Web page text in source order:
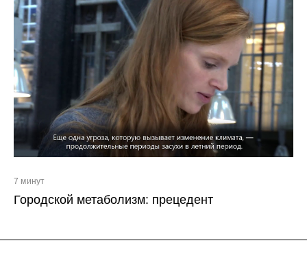
7 минут
Городской метаболизм: прецедент